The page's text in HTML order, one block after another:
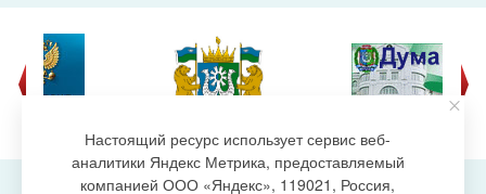
Настоящий ресурс использует сервис веб-
аналитики Яндекс Метрика, предоставляемый
компанией ООО «Яндекс», 119021, Россия,